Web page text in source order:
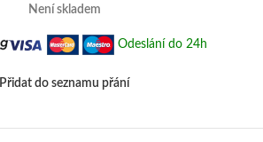
Není skladem
Odeslání do 24h
Přidat do seznamu přání